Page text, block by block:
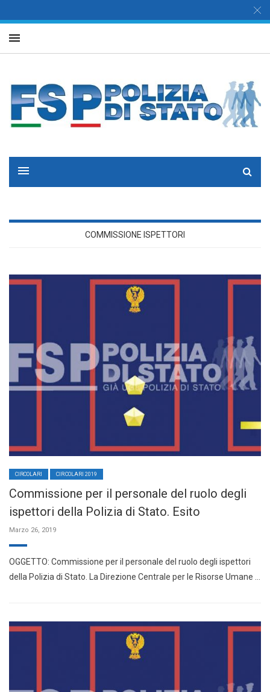
COMMISSIONE ISPETTORI
CIRCOLARI CIRCOLARI 2019
Commissione per il personale del ruolo degli
ispettori della Polizia di Stato. Esito
Marzo 26, 2019
OGGETTO: Commissione per il personale del ruolo degli ispettori
della Polizia di Stato. La Direzione Centrale per le Risorse Umane …